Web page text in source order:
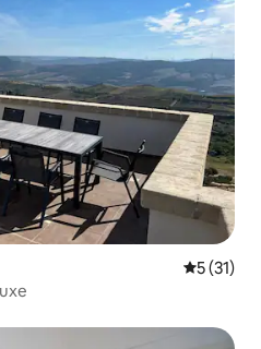
Note
5 (31)